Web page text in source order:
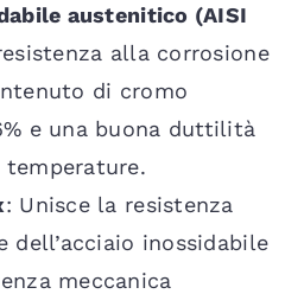
austenitico (AISI
alla corrosione
di cromo
e una buona duttilità
temperature.
: Unisce la resistenza
dell’acciaio inossidabile
meccanica